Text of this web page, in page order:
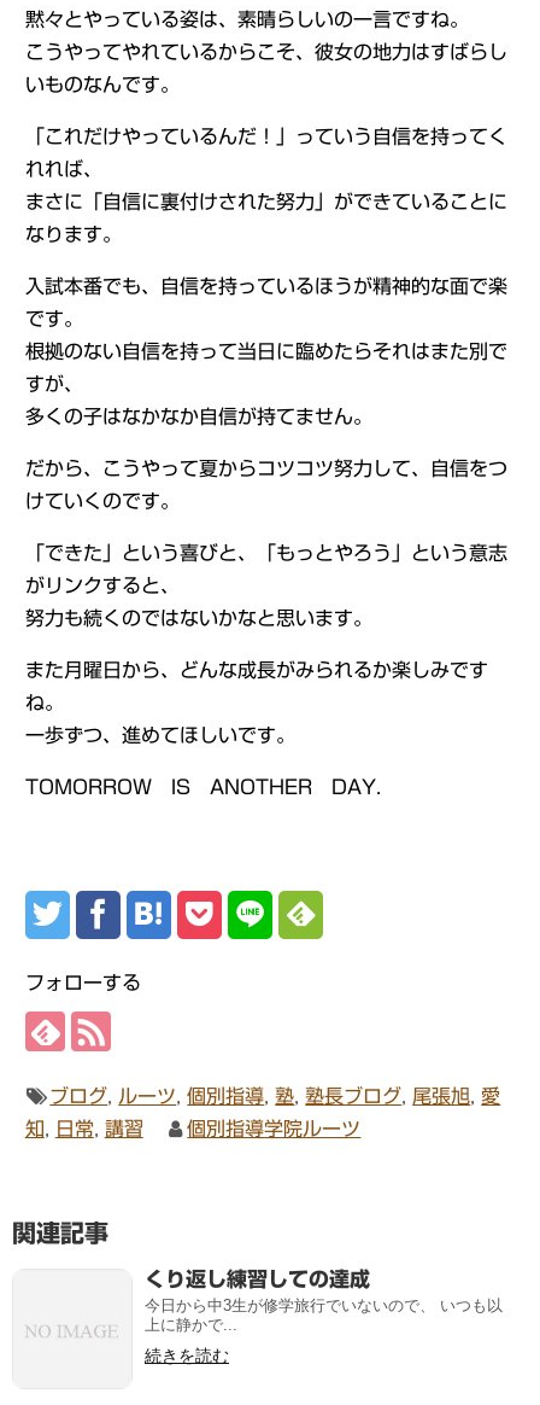
黙々とやっている姿は、素晴らしいの一言ですね。
こうやってやれているからこそ、彼女の地力はすばらし
いものなんです。
「これだけやっているんだ！」っていう自信を持ってく
れれば、
まさに「自信に裏付けされた努力」ができていることに
なります。
入試本番でも、自信を持っているほうが精神的な面で楽
です。
根拠のない自信を持って当日に臨めたらそれはまた別で
すが、
多くの子はなかなか自信が持てません。
だから、こうやって夏からコツコツ努力して、自信をつ
けていくのです。
「できた」という喜びと、「もっとやろう」という意志
がリンクすると、
努力も続くのではないかなと思います。
また月曜日から、どんな成長がみられるか楽しみです
ね。
一歩ずつ、進めてほしいです。
TOMORROW IS ANOTHER DAY.
フォローする
ブログ ルーツ ,個別指導 ,塾 ,塾長ブログ 尾張旭
愛
知
日常 講習 個別指導学院ルーツ
関連記事
くり返し練習しての達成
今日から中3生が修学旅行でいないので、 いつも以
上に静かで...
続きを読む